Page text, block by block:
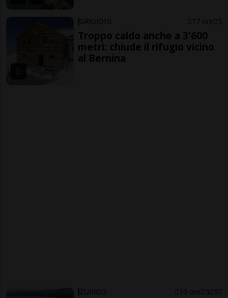
GRIGIONI 17 ore 5
Troppo caldo anche a 3'600
metri: chiude il rifugio vicino
al Bernina
ZURIGO 19 ore 5 57